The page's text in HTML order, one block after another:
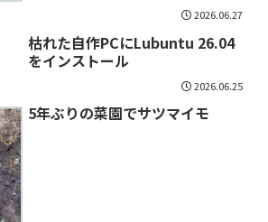
2026.06.27
枯れた自作PCにLubuntu 26.04
をインストール
2026.06.25
5年ぶりの菜園でサツマイモ